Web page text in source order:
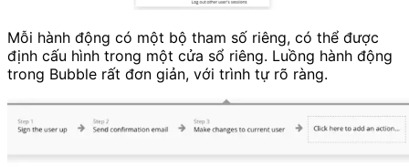
Mỗi hành động có một bộ tham số riêng, có thể được
định cấu hình trong một cửa sổ riêng. Luồng hành động
trong Bubble rất đơn giản, với trình tự rõ ràng.